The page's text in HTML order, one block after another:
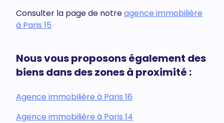
Consulter la page de notreagence immobilière
à Paris 15
Nous vous proposons également des
biens dans des zones à proximité :
Agence immobilière à Paris 16
Agence immobilière à Paris 14